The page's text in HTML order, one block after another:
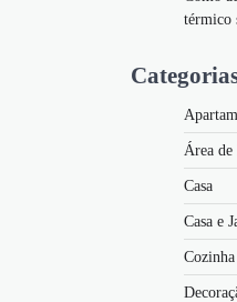
térmico
Área de
Casa
Casa e
Cozinha